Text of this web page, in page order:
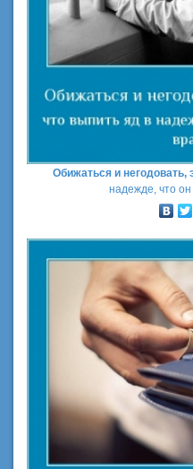
Обижаться и негодовать,
надежде, что он